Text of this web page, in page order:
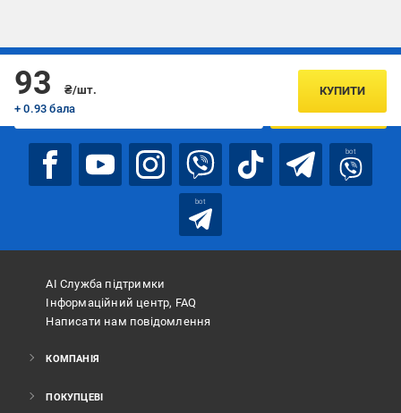
93
₴/шт.
+ 0.93 бала
КУПИТИ
Підписуйтесь, щоб дізнаватись першим про акції та пропозиції
ПІДПИСАТИСЯ
bot
bot
АІ Служба підтримки
Інформаційний центр, FAQ
Написати нам повідомлення
КОМПАНІЯ
ПОКУПЦЕВІ